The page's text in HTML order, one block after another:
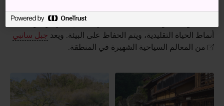
للفضة
، الذي تم تسجيله كموقع للتراث العالمي في عام
2007. والمناظر الطبيعية الجميلة هي المكان الذي تزدهر فيه
أنماط الحياة التقليدية، ويتم الحفاظ على البيئة. ويعد جبل سانبي
من المعالم السياحية الشهيرة في المنطقة.